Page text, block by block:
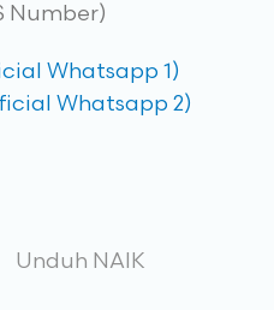
Number)
Whatsapp 1)
Whatsapp 2)
Unduh NAIK